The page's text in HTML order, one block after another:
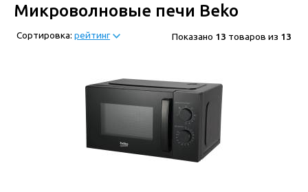
Микроволновые печи Beko
Сортировка: рейтинг Показано 13 товаров из 13